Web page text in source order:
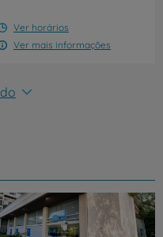
Ver horários
Ver mais informações